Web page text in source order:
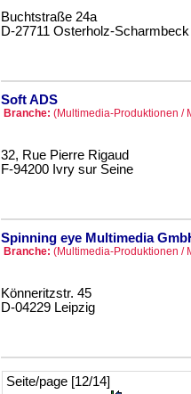
Buchtstraße 24a
D-27711 Osterholz-
Soft ADS
Branche: (Multimedia-Produktionen /
32, Rue Pierre Rigaud
F-94200 Ivry sur Seine
Spinning eye Multimedia
Branche: (Multimedia-Produktionen /
Könneritzstr. 45
D-04229 Leipzig
Seite/page [12/14]